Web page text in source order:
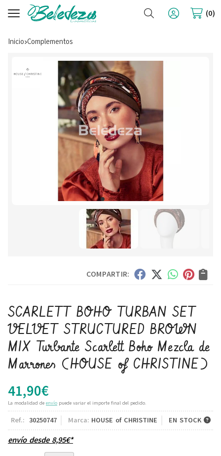
Buscar 0
Inicio complementos
COMPARTIR:
SCARLETT BOHO TURBAN SET
VELVET STRUCTURED BROWN
MIX Turbante Scarlett Boho Mezcla de
Marrones (HOUSE of CHRISTINE)
41,90€
La modalidad de envío puede variar el importe final del pedido.
Ref.: 30250747 Marca: HOUSE of CHRISTINE EN STOCK
envío desde 8,95€*